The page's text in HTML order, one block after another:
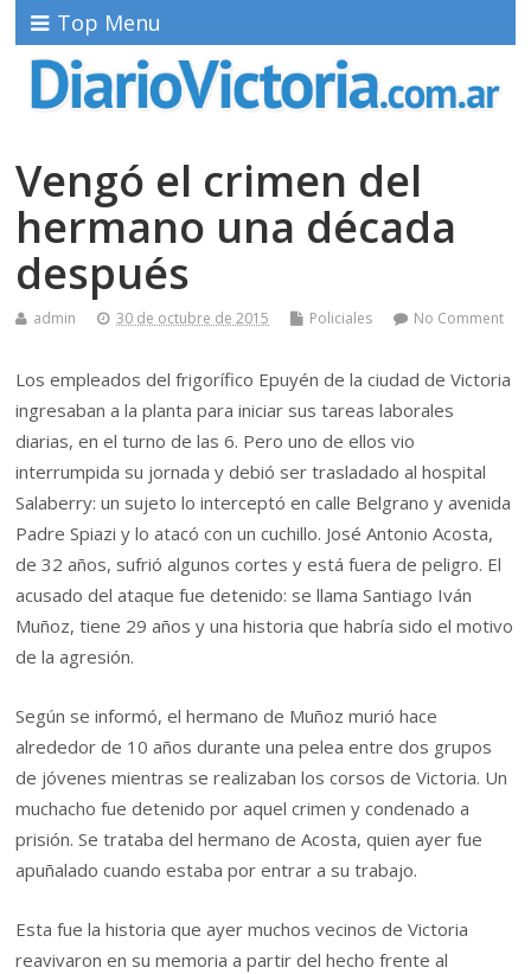
Top Menu
Vengó el crimen del
hermano una década
después
admin 30 de octubre de 2015 Policiales No Comment
Los empleados del frigorífico Epuyén de la ciudad de Victoria
ingresaban a la planta para iniciar sus tareas laborales
diarias, en el turno de las 6. Pero uno de ellos vio
interrumpida su jornada y debió ser trasladado al hospital
Salaberry: un sujeto lo interceptó en calle Belgrano y avenida
Padre Spiazi y lo atacó con un cuchillo. José Antonio Acosta,
de 32 años, sufrió algunos cortes y está fuera de peligro. El
acusado del ataque fue detenido: se llama Santiago Iván
Muñoz, tiene 29 años y una historia que habría sido el motivo
de la agresión.
Según se informó, el hermano de Muñoz murió hace
alrededor de 10 años durante una pelea entre dos grupos
de jóvenes mientras se realizaban los corsos de Victoria. Un
muchacho fue detenido por aquel crimen y condenado a
prisión. Se trataba del hermano de Acosta, quien ayer fue
apuñalado cuando estaba por entrar a su trabajo.
Esta fue la historia que ayer muchos vecinos de Victoria
reavivaron en su memoria a partir del hecho frente al